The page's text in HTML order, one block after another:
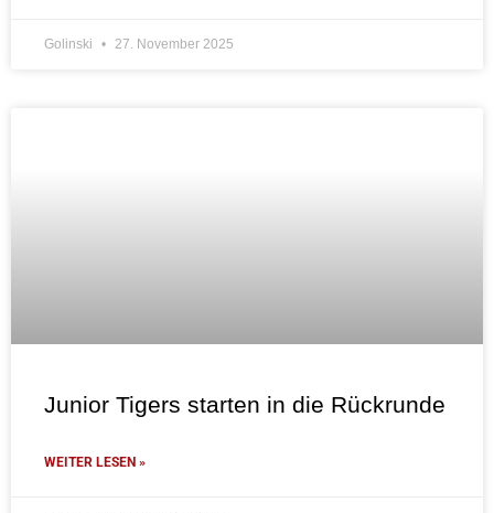
Golinski 27. November 2025
Junior Tigers starten in die Rückrunde
WEITER LESEN »